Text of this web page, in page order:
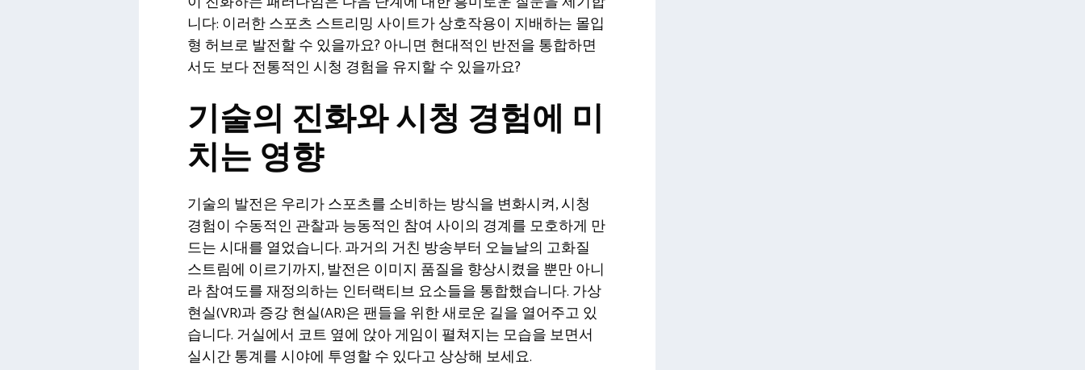
니다: 이러한 스포츠 스트리밍 사이트가 상호작용이 지배하는 몰입
형 허브로 발전할 수 있을까요? 아니면 현대적인 반전을 통합하면
서도 보다 전통적인 시청 경험을 유지할 수 있을까요?
기술의 진화와 시청 경험에 미
치는 영향
기술의 발전은 우리가 스포츠를 소비하는 방식을 변화시켜, 시청
경험이 수동적인 관찰과 능동적인 참여 사이의 경계를 모호하게 만
드는 시대를 열었습니다. 과거의 거친 방송부터 오늘날의 고화질
스트림에 이르기까지, 발전은 이미지 품질을 향상시켰을 뿐만 아니
라 참여도를 재정의하는 인터랙티브 요소들을 통합했습니다. 가상
현실(VR)과 증강 현실(AR)은 팬들을 위한 새로운 길을 열어주고 있
습니다. 거실에서 코트 옆에 앉아 게임이 펼쳐지는 모습을 보면서
실시간 통계를 시야에 투영할 수 있다고 상상해 보세요.